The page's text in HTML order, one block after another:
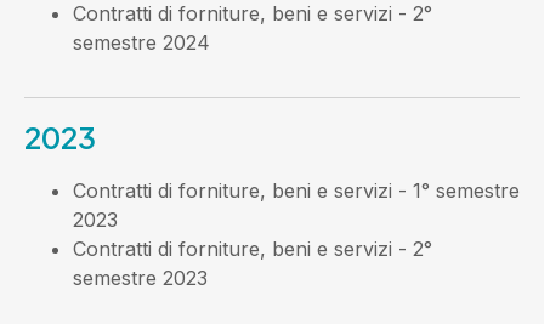
Contratti di forniture, beni e servizi - 2°
semestre 2024
2023
Contratti di forniture, beni e servizi - 1° semestre
2023
Contratti di forniture, beni e servizi - 2°
semestre 2023